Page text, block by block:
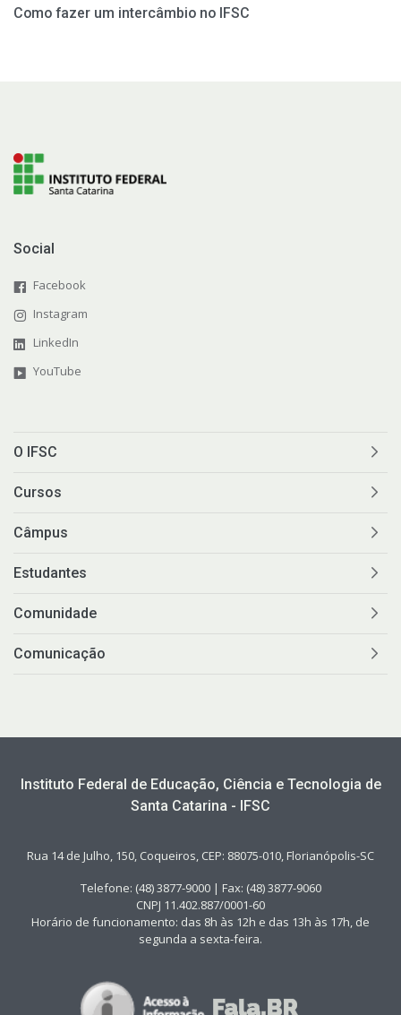
Como fazer um intercâmbio no IFSC
Social
Facebook
Instagram
LinkedIn
YouTube
O IFSC
Cursos
Câmpus
Estudantes
Comunidade
Comunicação
Instituto Federal de Educação, Ciência e Tecnologia de
Santa Catarina - IFSC
Rua 14 de Julho, 150, Coqueiros, CEP: 88075-010, Florianópolis-SC
Telefone: (48) 3877-9000 | Fax: (48) 3877-9060
CNPJ 11.402.887/0001-60
Horário de funcionamento: das 8h às 12h e das 13h às 17h, de
segunda a sexta-feira.